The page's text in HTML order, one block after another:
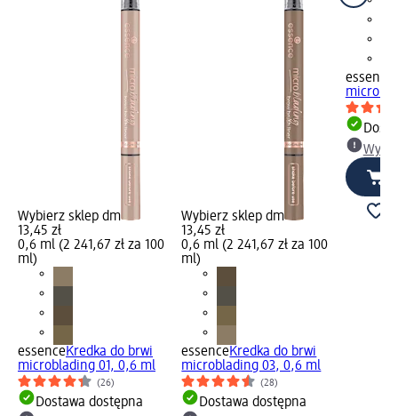
Wybierz sklep dm
13,45 zł
0,6 ml (2 241,67 zł za 100
ml)
essenceKredka do brwi
microblading 01, 0,6 ml
(26)
Dostawa dostępna
Wybierz sklep dm
13,45 zł
0,6 ml (2 241,67 zł za 100
ml)
essenceKredka do brwi
microblading 03, 0,6 ml
(28)
Dostawa dostępna
essence